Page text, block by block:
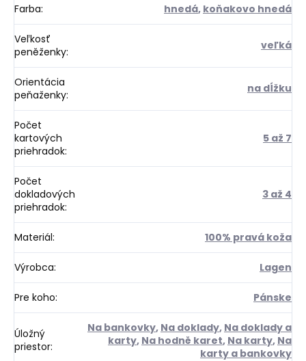
Farba: hnedá, koňakovo hnedá
Veľkosť
peněženky: veľká
Orientácia
peňaženky: na dĺžku
Počet
kartových
priehradok:
5 až 7
Počet
dokladových
priehradok:
3 až 4
Materiál: 100% pravá koža
Výrobca: Lagen
Pre koho: Pánske
Úložný
priestor:
Na bankovky, Na doklady, Na doklady a
karty, Na hodně karet, Na karty, Na
karty a bankovky